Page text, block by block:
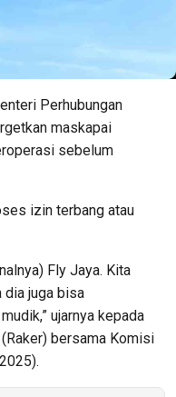
Perhubungan
maskapai
sebelum
izin terbang atau
Fly Jaya. Kita
dia juga bisa
ujarnya kepada
bersama Komisi